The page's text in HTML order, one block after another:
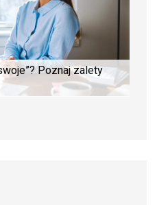
Poznaj zalety